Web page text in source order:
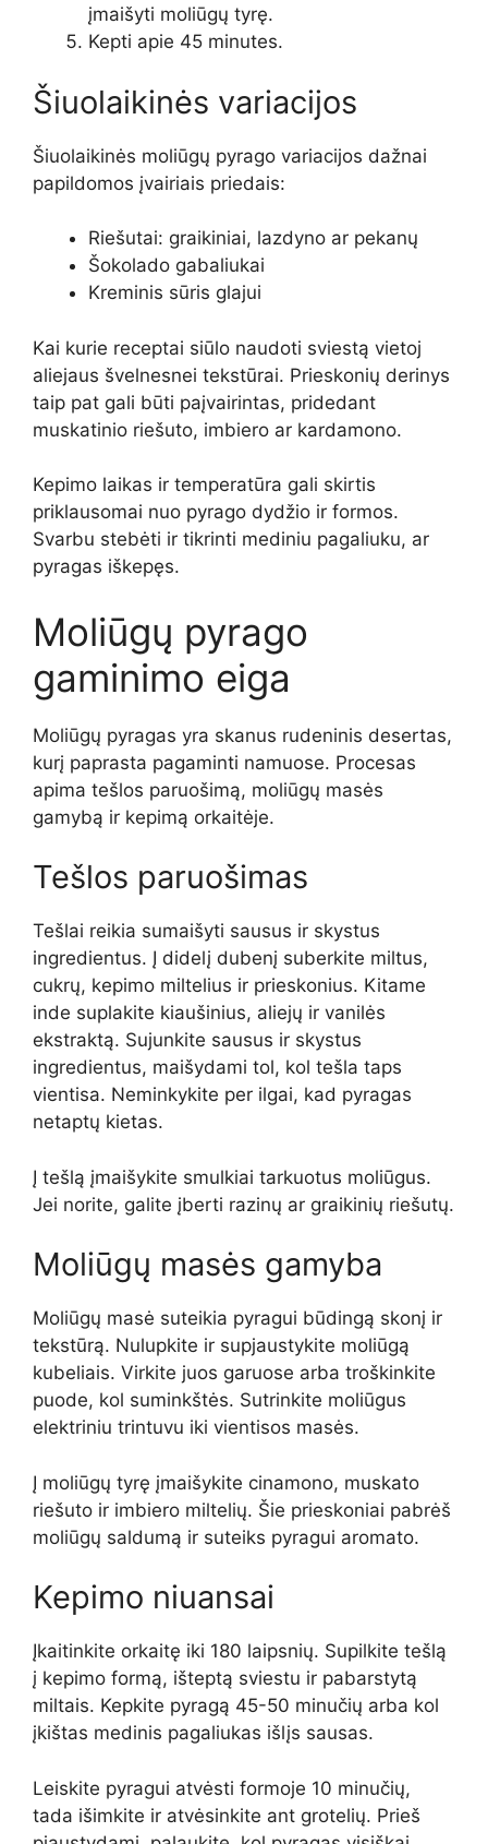
įmaišyti moliūgų tyrę.
Kepti apie 45 minutes.
Šiuolaikinės variacijos
Šiuolaikinės moliūgų pyrago variacijos dažnai
papildomos įvairiais priedais:
Riešutai: graikiniai, lazdyno ar pekanų
Šokolado gabaliukai
Kreminis sūris glajui
Kai kurie receptai siūlo naudoti sviestą vietoj
aliejaus švelnesnei tekstūrai. Prieskonių derinys
taip pat gali būti paįvairintas, pridedant
muskatinio riešuto, imbiero ar kardamono.
Kepimo laikas ir temperatūra gali skirtis
priklausomai nuo pyrago dydžio ir formos.
Svarbu stebėti ir tikrinti mediniu pagaliuku, ar
pyragas iškepęs.
Moliūgų pyrago
gaminimo eiga
Moliūgų pyragas yra skanus rudeninis desertas,
kurį paprasta pagaminti namuose. Procesas
apima tešlos paruošimą, moliūgų masės
gamybą ir kepimą orkaitėje.
Tešlos paruošimas
Tešlai reikia sumaišyti sausus ir skystus
ingredientus. Į didelį dubenį suberkite miltus,
cukrų, kepimo miltelius ir prieskonius. Kitame
inde suplakite kiaušinius, aliejų ir vanilės
ekstraktą. Sujunkite sausus ir skystus
ingredientus, maišydami tol, kol tešla taps
vientisa. Neminkykite per ilgai, kad pyragas
netaptų kietas.
Į tešlą įmaišykite smulkiai tarkuotus moliūgus.
Jei norite, galite įberti razinų ar graikinių riešutų.
Moliūgų masės gamyba
Moliūgų masė suteikia pyragui būdingą skonį ir
tekstūrą. Nulupkite ir supjaustykite moliūgą
kubeliais. Virkite juos garuose arba troškinkite
puode, kol suminkštės. Sutrinkite moliūgus
elektriniu trintuvu iki vientisos masės.
Į moliūgų tyrę įmaišykite cinamono, muskato
riešuto ir imbiero miltelių. Šie prieskoniai pabrėš
moliūgų saldumą ir suteiks pyragui aromato.
Kepimo niuansai
Įkaitinkite orkaitę iki 180 laipsnių. Supilkite tešlą
į kepimo formą, išteptą sviestu ir pabarstytą
miltais. Kepkite pyragą 45-50 minučių arba kol
įkištas medinis pagaliukas išlįs sausas.
Leiskite pyragui atvėsti formoje 10 minučių,
tada išimkite ir atvėsinkite ant grotelių. Prieš